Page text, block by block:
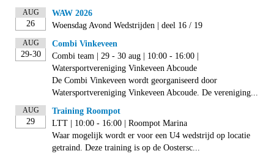
AUG
26
WAW 2026
Woensdag Avond Wedstrijden | deel 16 / 19
AUG
29-30
Combi Vinkeveen
Combi team | 29 - 30 aug | 10:00 - 16:00 |
Watersportvereniging Vinkeveen Abcoude
De Combi Vinkeveen wordt georganiseerd door
Watersportvereniging Vinkeveen Abcoude. De vereniging...
AUG
29
Training Roompot
LTT | 10:00 - 16:00 | Roompot Marina
Waar mogelijk wordt er voor een U4 wedstrijd op locatie
getraind. Deze training is op de Oostersc...